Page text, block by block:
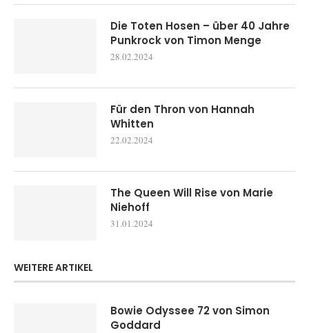
Die Toten Hosen – über 40 Jahre
Punkrock von Timon Menge
28.02.2024
Für den Thron von Hannah
Whitten
22.02.2024
The Queen Will Rise von Marie
Niehoff
31.01.2024
WEITERE ARTIKEL
Bowie Odyssee 72 von Simon
Goddard